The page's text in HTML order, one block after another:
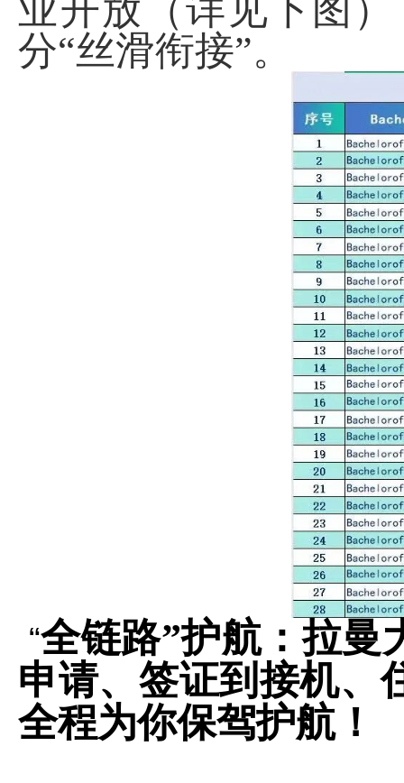
业开放（详见下图
分“丝滑衔接”。
“全链路”护航：拉曼
申请、签证到接机、
全程为你保驾护航！